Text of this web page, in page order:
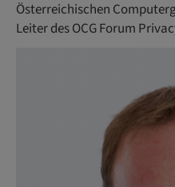
Österreichischen
Leiter des OCG Forum